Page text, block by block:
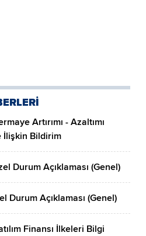
Artırımı - Azaltımı
İlişkin Bildirim
Durum Açıklaması (Genel)
Durum Açıklaması (Genel)
Finansı İlkeleri Bilgi